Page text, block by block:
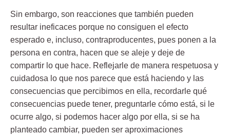
Sin embargo, son reacciones que también pueden
resultar ineficaces porque no consiguen el efecto
esperado e, incluso, contraproducentes, pues ponen a la
persona en contra, hacen que se aleje y deje de
compartir lo que hace. Reflejarle de manera respetuosa y
cuidadosa lo que nos parece que está haciendo y las
consecuencias que percibimos en ella, recordarle qué
consecuencias puede tener, preguntarle cómo está, si le
ocurre algo, si podemos hacer algo por ella, si se ha
planteado cambiar, pueden ser aproximaciones